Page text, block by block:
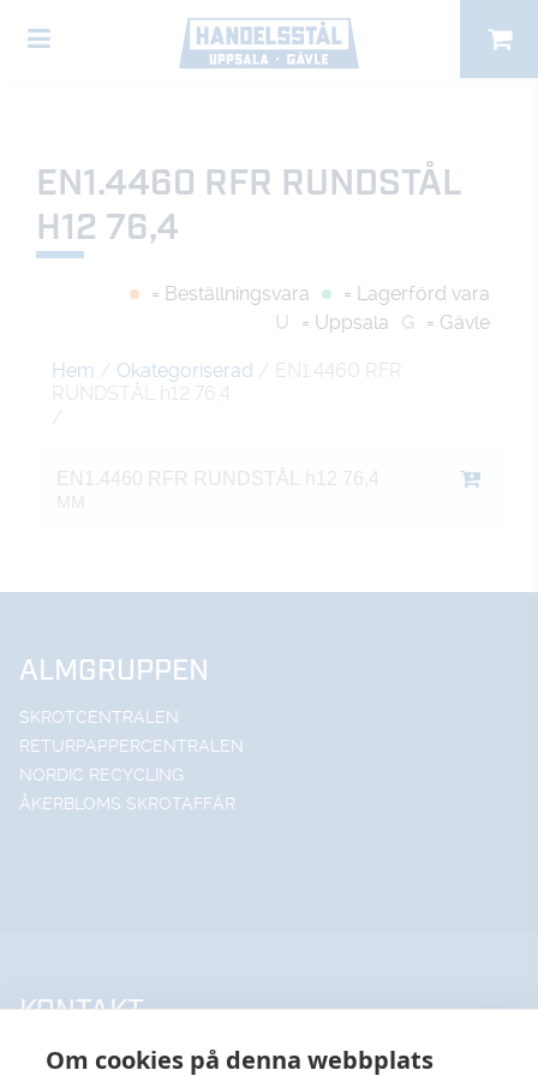
Om cookies på denna webbplats
EN1.4460 RFR RUNDSTÅL
H12 76,4
= Beställningsvara
= Lagerförd vara
U
= Uppsala G = Gävle
Hem / Okategoriserad / EN1.4460 RFR
RUNDSTÅL h12 76,4
/
EN1.4460 RFR RUNDSTÅL h12 76,4
MM
ALMGRUPPEN
SKROTCENTRALEN
RETURPAPPERCENTRALEN
NORDIC RECYCLING
ÅKERBLOMS SKROTAFFÄR
KONTAKT
UPPSALA HANDELSSTÅL AB